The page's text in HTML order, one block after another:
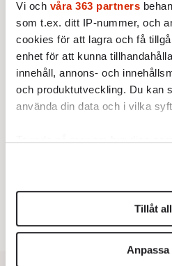
Vi och våra 363 partners
som t.ex. ditt IP-nummer, och
cookies för att lagra och få
enhet för att kunna
innehåll, annons- och
och produktutveckling. Du kan
använda din data och i vilka
Ta reda på mer om hur dina
Du kan ändra eller dra tillbaka
helst från cookie-förklaringen.
Vi använder enhetsidentifierare
för sociala medier och
Tillåt
Anpassa
kristna
milisen.
STICKET
Jonathan
polisen
men är
anmäla
inte
Att flera
talade
urholkar
för dem
och